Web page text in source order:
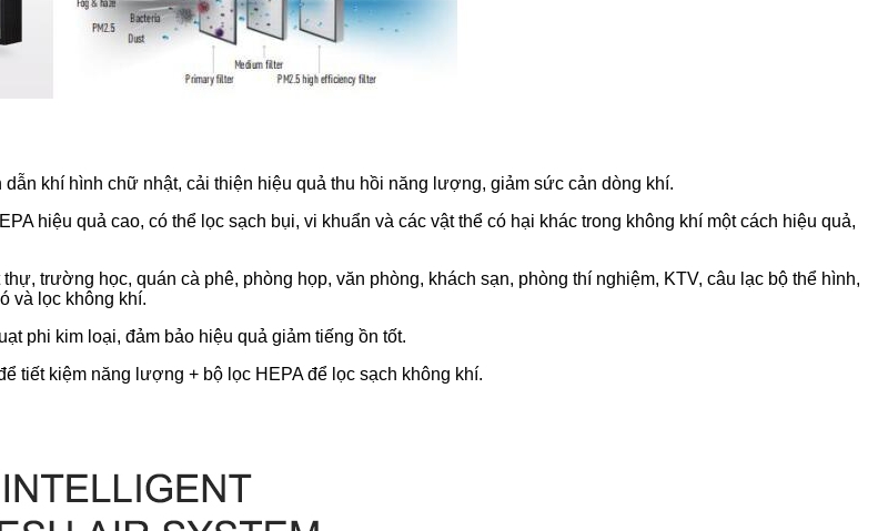
khí hình chữ nhật, cải thiện hiệu quả thu hồi năng lượng, giảm sức cản dòng khí.
hiệu quả cao, có thể lọc sạch bụi, vi khuẩn và các vật thể có hại khác trong không khí một cách hiệu quả,
trường học, quán cà phê, phòng họp, văn phòng, khách sạn, phòng thí nghiệm, KTV, câu lạc bộ thể hình,
và lọc không khí.
phi kim loại, đảm bảo hiệu quả giảm tiếng ồn tốt.
tiết kiệm năng lượng + bộ lọc HEPA để lọc sạch không khí.